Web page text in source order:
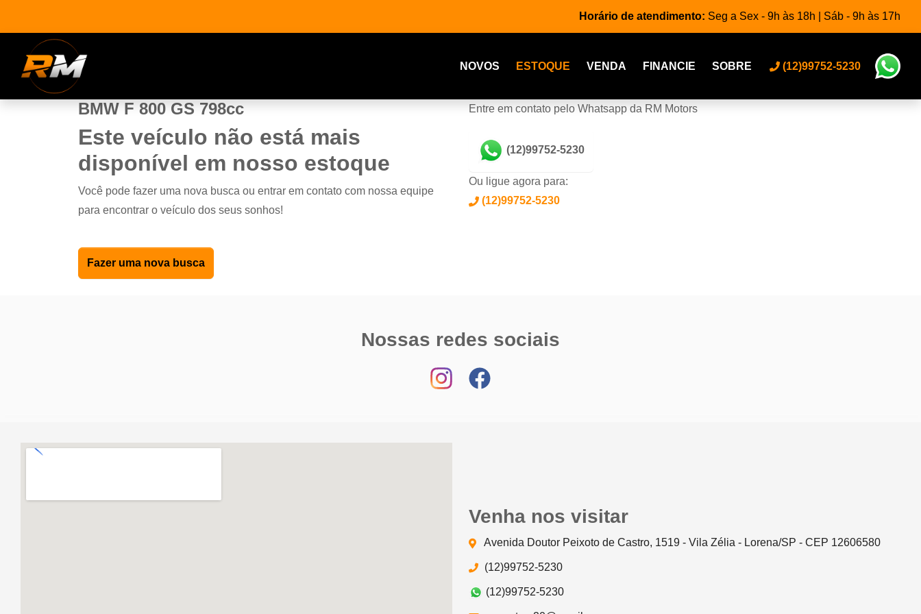
Horário de atendimento: Seg a Sex - 9h às 18h | Sáb - 9h às 17h
NOVOS ESTOQUE VENDA FINANCIE SOBRE (12)99752-5230
BMW F 800 GS 798cc
Este veículo não está mais
disponível em nosso estoque
Você pode fazer uma nova busca ou entrar em contato com nossa equipe
para encontrar o veículo dos seus sonhos!
Fazer uma nova busca
Entre em contato pelo Whatsapp da RM Motors
(12)99752-5230
Ou ligue agora para:
(12)99752-5230
Nossas redes sociais
Venha nos visitar
Avenida Doutor Peixoto de Castro, 1519 - Vila Zélia - Lorena/SP - CEP 12606580
(12)99752-5230
(12)99752-5230